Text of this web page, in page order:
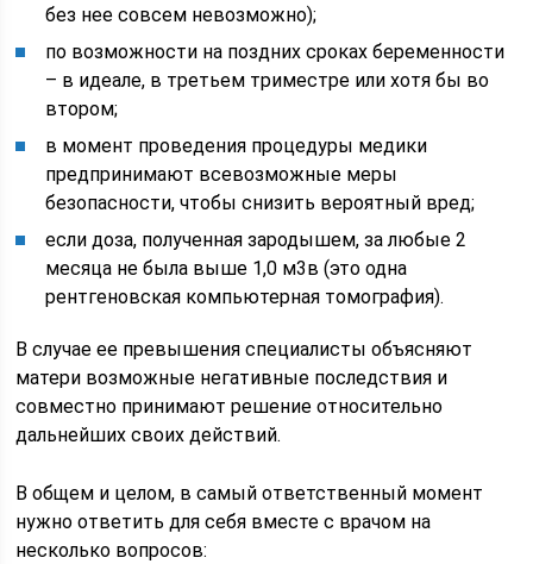
без нее совсем невозможно);
по возможности на поздних сроках беременности
– в идеале, в третьем триместре или хотя бы во
втором;
в момент проведения процедуры медики
предпринимают всевозможные меры
безопасности, чтобы снизить вероятный вред;
если доза, полученная зародышем, за любые 2
месяца не была выше 1,0 м3в (это одна
рентгеновская компьютерная томография).
В случае ее превышения специалисты объясняют
матери возможные негативные последствия и
совместно принимают решение относительно
дальнейших своих действий.
В общем и целом, в самый ответственный момент
нужно ответить для себя вместе с врачом на
несколько вопросов: